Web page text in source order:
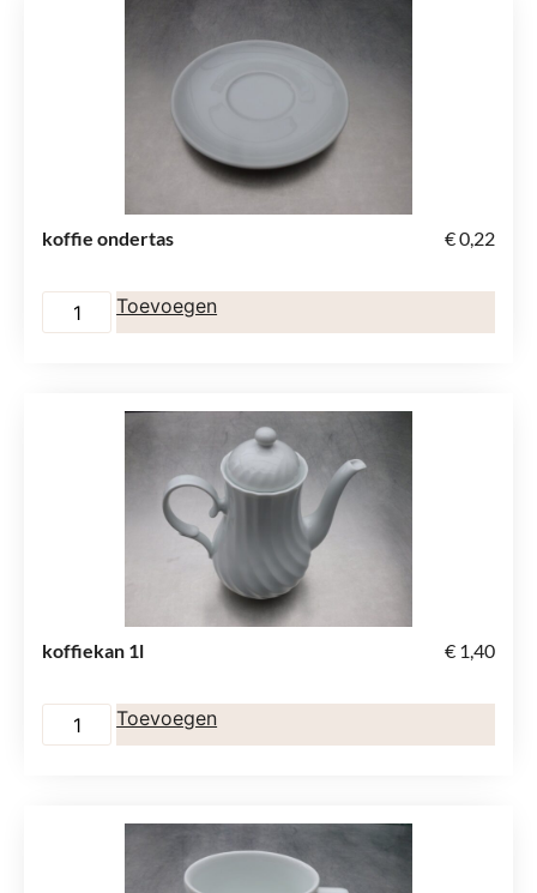
koffie ondertas €0,22
Toevoegen
koffiekan 1l € 1,40
Toevoegen